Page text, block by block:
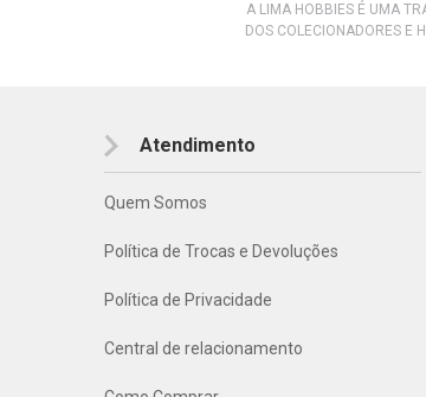
A LIMA HOBBIES É UMA
DOS COLECIONADORES E
Atendimento
Quem Somos
Política de Trocas e Devoluções
Política de Privacidade
Central de relacionamento